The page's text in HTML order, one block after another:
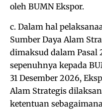
oleh BUMN Ekspor.
c. Dalam hal
Sumber Daya Alam
dimaksud dalam Pasal
sepenuhnya kepada
31 Desember 2026,
Alam Strategis
ketentuan